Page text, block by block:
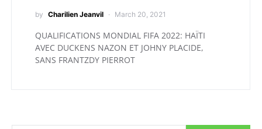
by Charilien Jeanvil March 20, 2021
QUALIFICATIONS MONDIAL FIFA 2022: HAÏTI
AVEC DUCKENS NAZON ET JOHNY PLACIDE,
SANS FRANTZDY PIERROT